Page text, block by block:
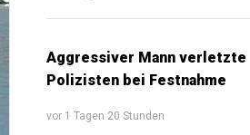
Aggressiver Mann verletzte
Polizisten bei Festnahme
vor 1 Tagen 20 Stunden